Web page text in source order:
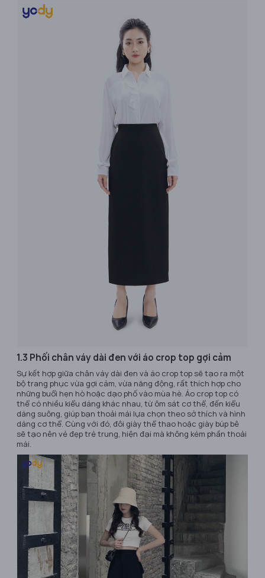
1.3 Phối chân váy dài đen với áo crop top gợi cảm
Sự kết hợp giữa chân váy dài đen và áo crop top sẽ tạo ra một
bộ trang phục vừa gợi cảm, vừa năng động, rất thích hợp cho
những buổi hẹn hò hoặc dạo phố vào mùa hè. Áo crop top có
thể có nhiều kiểu dáng khác nhau, từ ôm sát cơ thể, đến kiểu
dáng suông, giúp bạn thoải mái lựa chọn theo sở thích và hình
dáng cơ thể. Cùng với đó, đôi giày thể thao hoặc giày búp bê
sẽ tạo nên vẻ đẹp trẻ trung, hiện đại mà không kém phần thoải
mái.